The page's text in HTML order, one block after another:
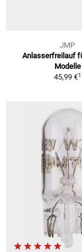
JMP
Anlasserfreilauf
Modelle
45,99 €1